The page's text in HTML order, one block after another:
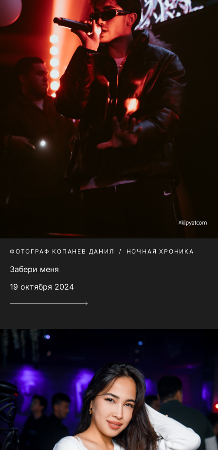
ФОТОГРАФ КОПАНЕВ ДАНИЛ НОЧНАЯ ХРОНИКА
Забери меня
19 октября 2024